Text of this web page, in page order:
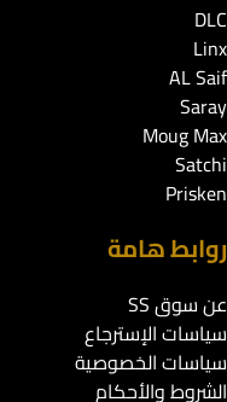
DLC
Linx
AL Saif
Saray
Moug Max
Satchi
Prisken
روابط هامة
عن سوق SS
سياسات الإسترجاع
سياسات الخصوصية
الشروط والأحكام